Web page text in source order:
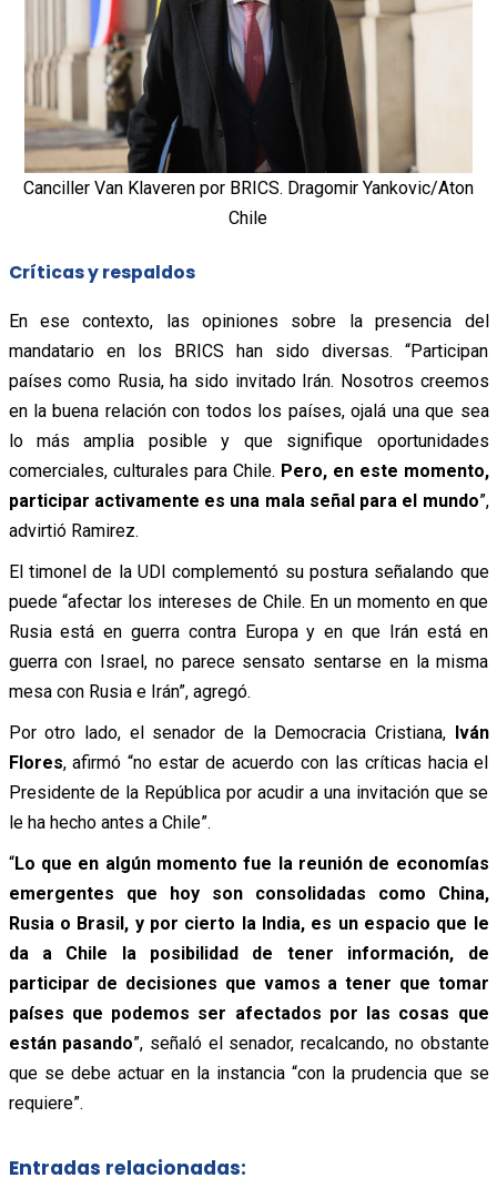
Canciller Van Klaveren por BRICS. Dragomir Yankovic/Aton
Chile
Críticas y respaldos
En ese contexto, las opiniones sobre la presencia del
mandatario en los BRICS han sido diversas. “Participan
países como Rusia, ha sido invitado Irán. Nosotros creemos
en la buena relación con todos los países, ojalá una que sea
lo más amplia posible y que signifique oportunidades
comerciales, culturales para Chile. Pero, en este momento,
participar activamente es una mala señal para el mundo”,
advirtió Ramirez.
El timonel de la UDI complementó su postura señalando que
puede “afectar los intereses de Chile. En un momento en que
Rusia está en guerra contra Europa y en que Irán está en
guerra con Israel, no parece sensato sentarse en la misma
mesa con Rusia e Irán”, agregó.
Por otro lado, el senador de la Democracia Cristiana,Iván
Flores, afirmó “no estar de acuerdo con las críticas hacia el
Presidente de la República por acudir a una invitación que se
le ha hecho antes a Chile”.
“Lo que en algún momento fue la reunión de economías
emergentes que hoy son consolidadas como China,
Rusia o Brasil, y por cierto la India, es un espacio que le
da a Chile la posibilidad de tener información, de
participar de decisiones que vamos a tener que tomar
países que podemos ser afectados por las cosas que
están pasando”, señaló el senador, recalcando, no obstante
que se debe actuar en la instancia “con la prudencia que se
requiere”.
Entradas relacionadas: